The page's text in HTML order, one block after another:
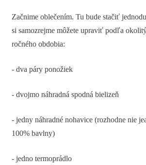
Začnime oblečením. Tu bude stačiť
si samozrejme môžete upraviť podľa
ročného obdobia:
- dva páry ponožiek
- dvojmo náhradná spodná bielizeň
- jedny náhradné nohavice (rozhodne nie
100% bavlny)
- jedno termoprádlo